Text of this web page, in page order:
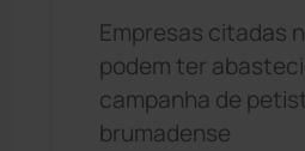
Empresas citadas
podem ter
campanha de
brumadense